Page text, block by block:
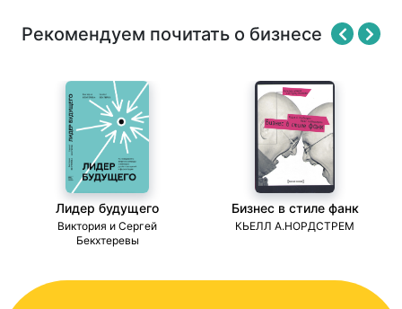
Рекомендуем почитать о бизнесе
Лидер будущего
Виктория и Сергей
Бекхтеревы
Бизнес в стиле фанк
КЬЕЛЛ А.НОРДСТРЕМ